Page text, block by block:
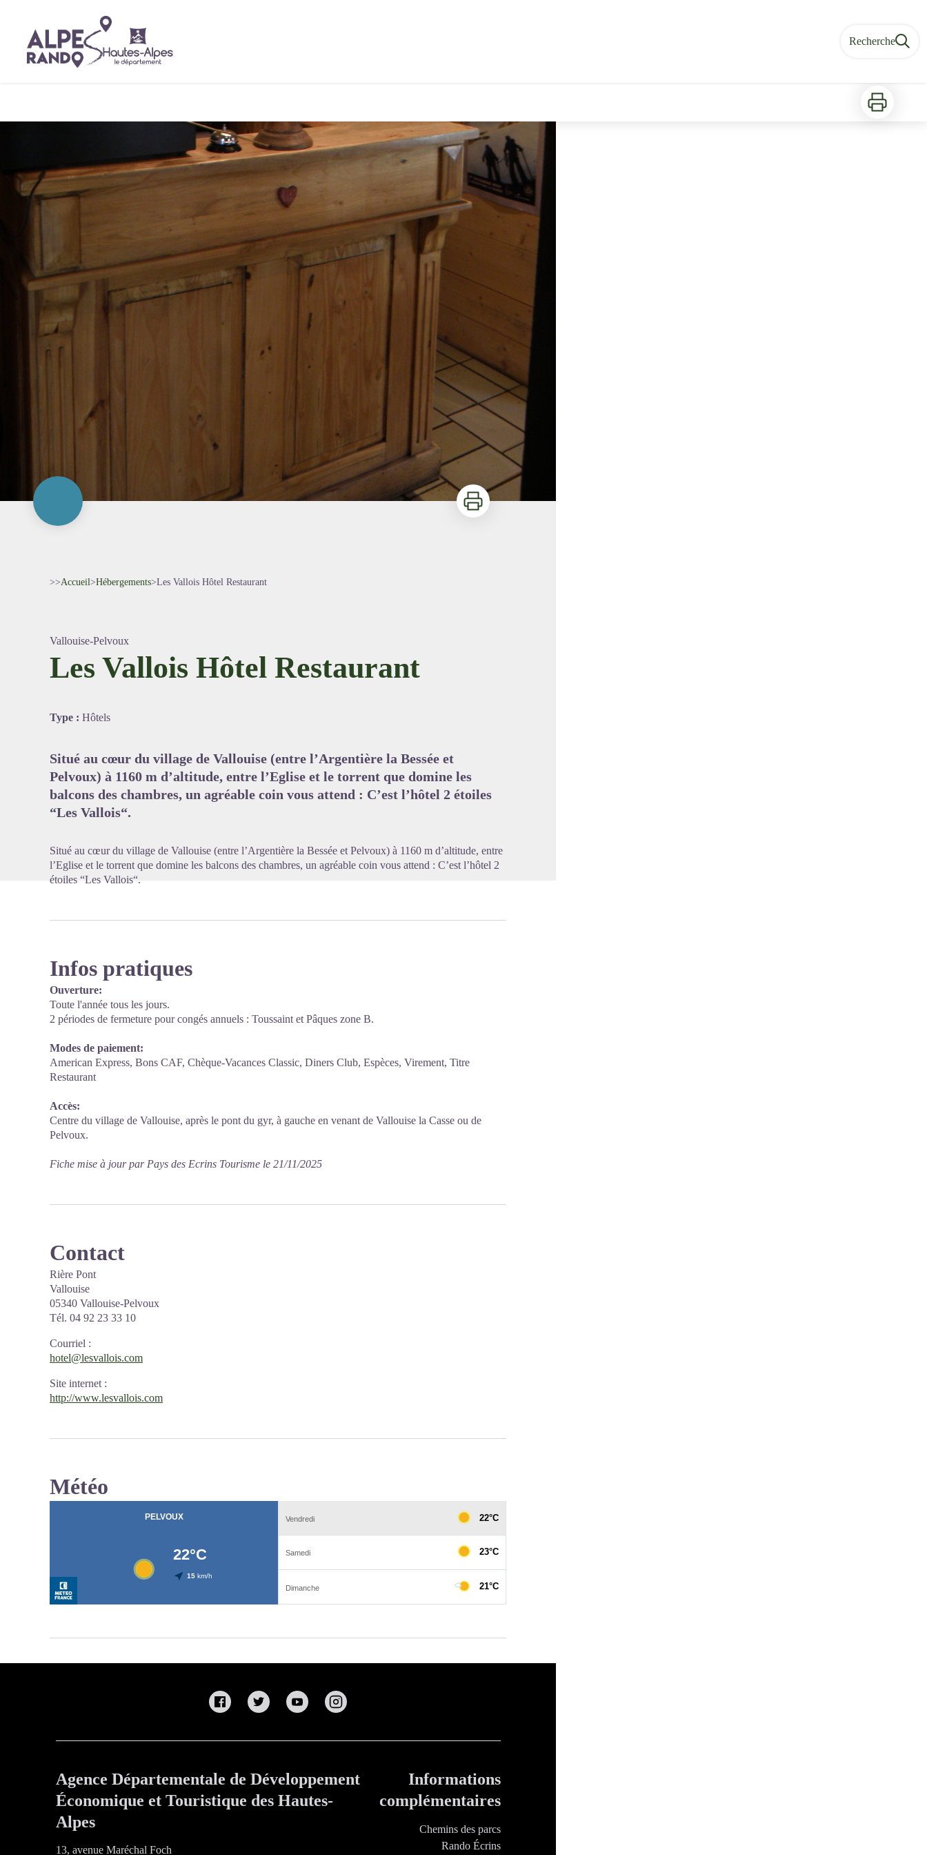
Recherche
Imprimer
Imprimer
>>Accueil>Hébergements>Les Vallois Hôtel Restaurant
Vallouise-Pelvoux
Les Vallois Hôtel Restaurant
Type : Hôtels
Situé au cœur du village de Vallouise (entre l’Argentière la Bessée et
Pelvoux) à 1160 m d’altitude, entre l’Eglise et le torrent que domine les
balcons des chambres, un agréable coin vous attend : C’est l’hôtel 2 étoiles
“Les Vallois“.
Situé au cœur du village de Vallouise (entre l’Argentière la Bessée et Pelvoux) à 1160 m d’altitude, entre
l’Eglise et le torrent que domine les balcons des chambres, un agréable coin vous attend : C’est l’hôtel 2
étoiles “Les Vallois“.
Infos pratiques
Ouverture:
Toute l'année tous les jours.
2 périodes de fermeture pour congés annuels : Toussaint et Pâques zone B.
Modes de paiement:
American Express, Bons CAF, Chèque-Vacances Classic, Diners Club, Espèces, Virement, Titre
Restaurant
Accès:
Centre du village de Vallouise, après le pont du gyr, à gauche en venant de Vallouise la Casse ou de
Pelvoux.
Fiche mise à jour par Pays des Ecrins Tourisme le 21/11/2025
Contact
Rière Pont
Vallouise
05340 Vallouise-Pelvoux
Tél. 04 92 23 33 10
Courriel :
hotel@lesvallois.com
Site internet :
http://www.lesvallois.com
Météo
Agence Départementale de Développement
Économique et Touristique des Hautes-
Alpes
13, avenue Maréchal Foch
Informations
complémentaires
Chemins des parcs
Rando Écrins